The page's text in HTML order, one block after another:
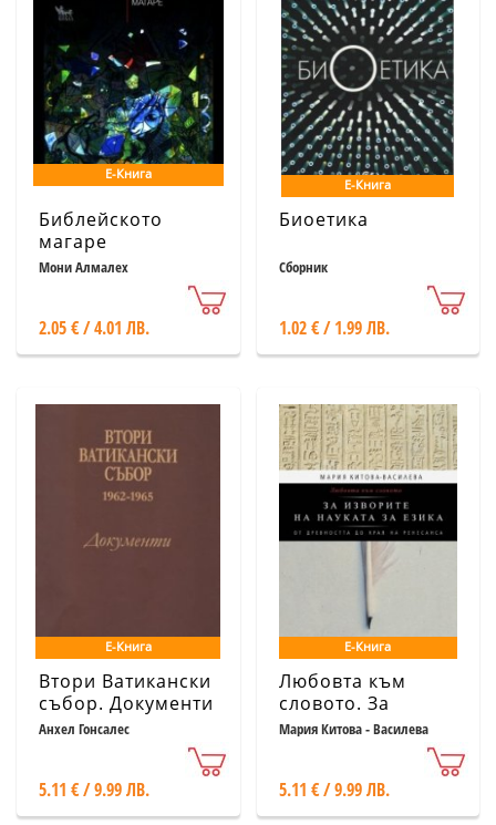
Е-Книга
Библейското
магаре
Мони Алмалех
2.05 € / 4.01 ЛВ.
Е-Книга
Биоетика
Сборник
1.02 € / 1.99 ЛВ.
Е-Книга
Втори Ватикански
събор. Документи
Анхел Гонсалес
5.11 € / 9.99 ЛВ.
Е-Книга
Любовта към
словото. За
изворите на
науката за езика
Мария Китова - Василева
5.11 € / 9.99 ЛВ.